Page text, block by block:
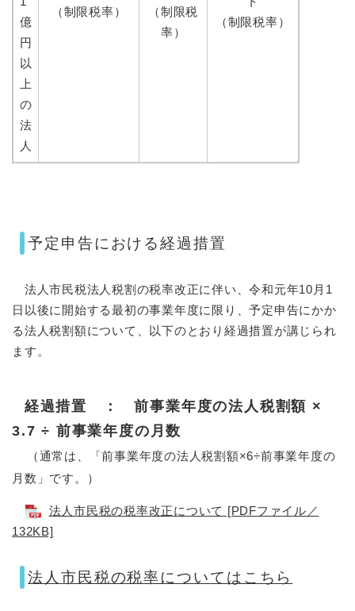
億
円
以
上
の
法
人
（制限税率）
（制限税
率）
（制限税率）
予定申告における経過措置
法人市民税法人税割の税率改正に伴い、令和元年10月1
日以後に開始する最初の事業年度に限り、予定申告にかか
る法人税割額について、以下のとおり経過措置が講じられ
ます。
経過措置 ： 前事業年度の法人税割額 ×
3.7 ÷ 前事業年度の月数
（通常は、「前事業年度の法人税割額×6÷前事業年度の
月数」です。）
法人市民税の税率改正について [PDFファイル／
132KB]
法人市民税の税率についてはこちら